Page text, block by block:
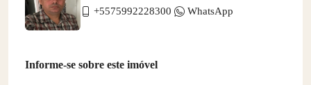
+5575992228300
WhatsApp
Informe-se sobre este imóvel